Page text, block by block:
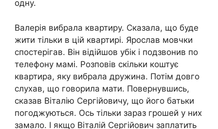
одну.
Валерія вибрала квартиру. Сказала, що буде
жити тільки в цій квартирі. Ярослав мовчки
спостерігав. Він відійшов убік і подзвонив по
телефону мамі. Розповів скільки коштує
квартира, яку вибрала дружина. Потім довго
слухав, що говорила мати. Повернувшись,
сказав Віталію Сергійовичу, що його батьки
погоджуються. Ось тільки зараз грошей у них
замало. І якщо Віталій Сергійович заплатить